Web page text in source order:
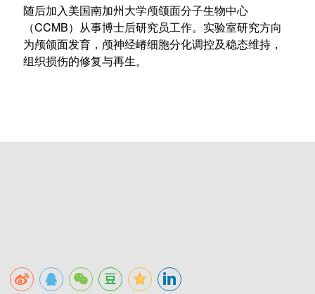
随后加入美国南加州大学颅颌面分子生物中心
（CCMB）从事博士后研究员工作。实验室研究方向
为颅颌面发育，颅神经嵴细胞分化调控及稳态维持，
组织损伤的修复与再生。